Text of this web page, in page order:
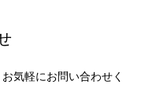
気軽にお問い合わせく